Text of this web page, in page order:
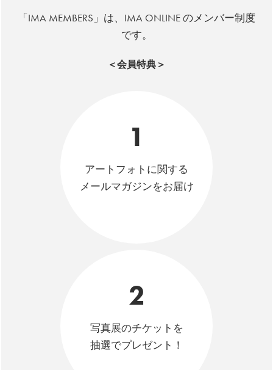
「IMA MEMBERS」は、IMA ONLINE のメンバー制度
です。
＜会員特典＞
1
アートフォトに関する
メールマガジンをお届け
2
写真展のチケットを
抽選でプレゼント！